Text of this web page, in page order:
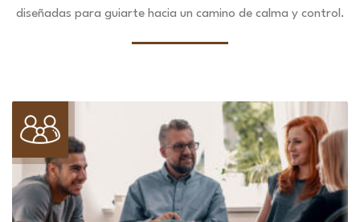
diseñadas para guiarte hacia un camino de calma y control.